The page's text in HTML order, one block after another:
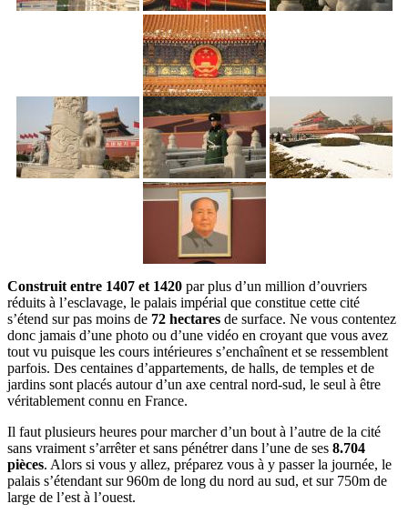
Construit entre 1407 et 1420 par plus d’un million d’ouvriers
réduits à l’esclavage, le palais impérial que constitue cette cité
s’étend sur pas moins de 72 hectares de surface. Ne vous contentez
donc jamais d’une photo ou d’une vidéo en croyant que vous avez
tout vu puisque les cours intérieures s’enchaînent et se ressemblent
parfois. Des centaines d’appartements, de halls, de temples et de
jardins sont placés autour d’un axe central nord-sud, le seul à être
véritablement connu en France.
Il faut plusieurs heures pour marcher d’un bout à l’autre de la cité
sans vraiment s’arrêter et sans pénétrer dans l’une de ses 8.704
pièces. Alors si vous y allez, préparez vous à y passer la journée, le
palais s’étendant sur 960m de long du nord au sud, et sur 750m de
large de l’est à l’ouest.